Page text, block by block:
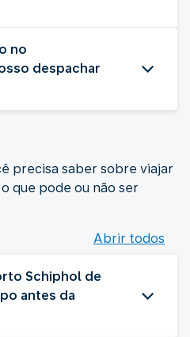
no
despachar
precisa saber sobre viajar
que pode ou não ser
Abrir todos
Schiphol de
antes da